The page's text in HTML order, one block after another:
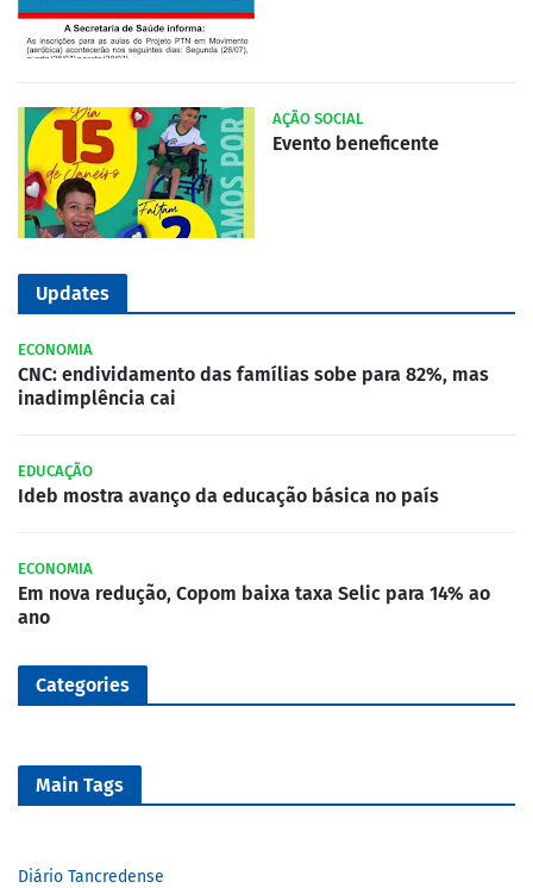
AÇÃO SOCIAL
Evento beneficente
Updates
ECONOMIA
CNC: endividamento das famílias sobe para 82%, mas
inadimplência cai
EDUCAÇÃO
Ideb mostra avanço da educação básica no país
ECONOMIA
Em nova redução, Copom baixa taxa Selic para 14% ao
ano
Categories
Main Tags
Diário Tancredense